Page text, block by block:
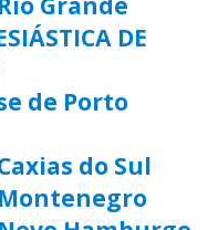
DE
de Porto
do Sul